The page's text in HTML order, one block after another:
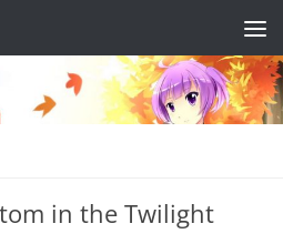
in the Twilight